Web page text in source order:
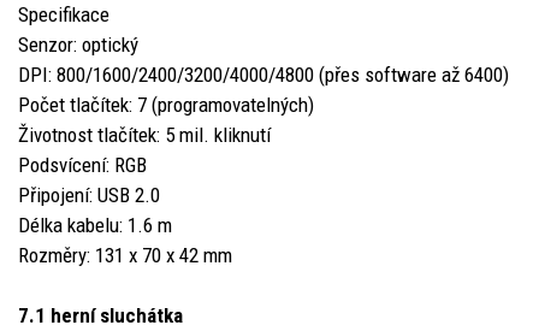
Specifikace
Senzor: optický
DPI: 800/1600/2400/3200/4000/4800 (přes software až 6400)
Počet tlačítek: 7 (programovatelných)
Životnost tlačítek: 5 mil. kliknutí
Podsvícení: RGB
Připojení: USB 2.0
Délka kabelu: 1.6 m
Rozměry: 131 x 70 x 42 mm
7.1 herní sluchátka